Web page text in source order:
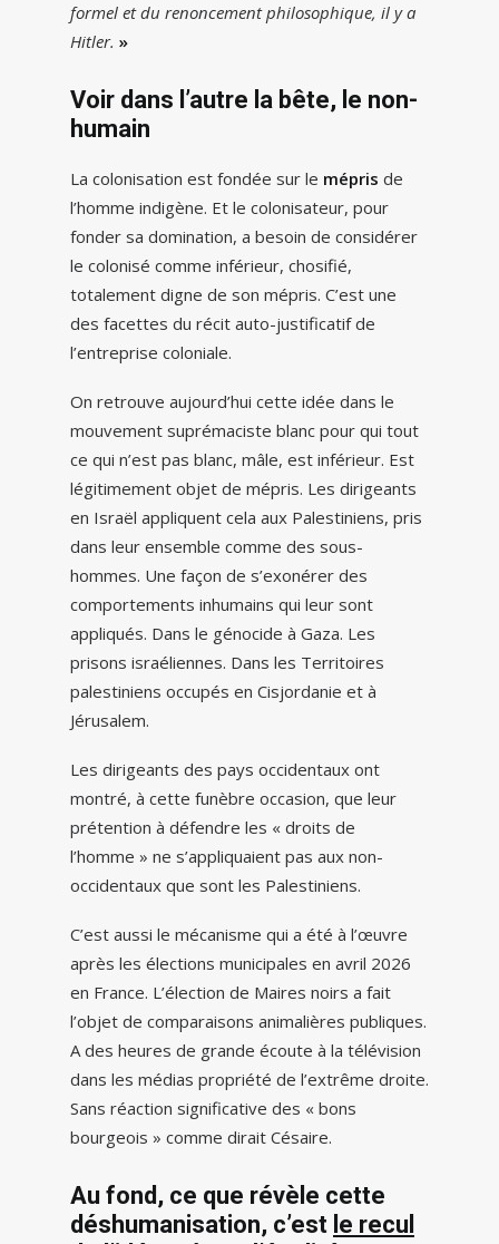
formel et du renoncement philosophique, il y a
Hitler. »
Voir dans l’autre la bête, le non-
humain
La colonisation est fondée sur le mépris de
l’homme indigène. Et le colonisateur, pour
fonder sa domination, a besoin de considérer
le colonisé comme inférieur, chosifié,
totalement digne de son mépris. C’est une
des facettes du récit auto-justificatif de
l’entreprise coloniale.
On retrouve aujourd’hui cette idée dans le
mouvement suprémaciste blanc pour qui tout
ce qui n’est pas blanc, mâle, est inférieur. Est
légitimement objet de mépris. Les dirigeants
en Israël appliquent cela aux Palestiniens, pris
dans leur ensemble comme des sous-
hommes. Une façon de s’exonérer des
comportements inhumains qui leur sont
appliqués. Dans le génocide à Gaza. Les
prisons israéliennes. Dans les Territoires
palestiniens occupés en Cisjordanie et à
Jérusalem.
Les dirigeants des pays occidentaux ont
montré, à cette funèbre occasion, que leur
prétention à défendre les « droits de
l’homme » ne s’appliquaient pas aux non-
occidentaux que sont les Palestiniens.
C’est aussi le mécanisme qui a été à l’œuvre
après les élections municipales en avril 2026
en France. L’élection de Maires noirs a fait
l’objet de comparaisons animalières publiques.
A des heures de grande écoute à la télévision
dans les médias propriété de l’extrême droite.
Sans réaction significative des « bons
bourgeois » comme dirait Césaire.
Au fond, ce que révèle cette
déshumanisation, c’est le recul